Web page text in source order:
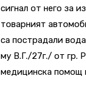
сигнал от него за
товарният
са пострадали
му В.Г./27г./ от гр.
медицинска помощ